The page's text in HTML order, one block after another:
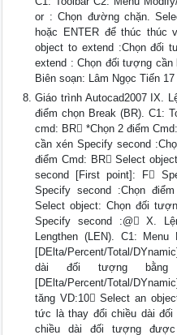
or : Chọn đường chặn.
hoặc ENTER để thúc thúc
object to extend :Chọn đối
extend : Chọn đối tượng cần
Biên soạn: Lâm Ngọc Tiến 17
Giáo trình Autocad2007 IX.
điểm chọn Break (BR). C1:
cmd: BR *Chọn 2 điểm
cần xén Specify second
điểm Cmd: BR Select
second [First point]: F
Specify second :Chọn
Select object: Chọn đối
Specify second :@ X.
Lengthen (LEN). C1:
[DElta/Percent/Total/
dài đối tượng bằng
[DElta/Percent/Total/
tăng VD:10 Select an
tức là thay đổi chiều dài
chiều dài đối tượng được